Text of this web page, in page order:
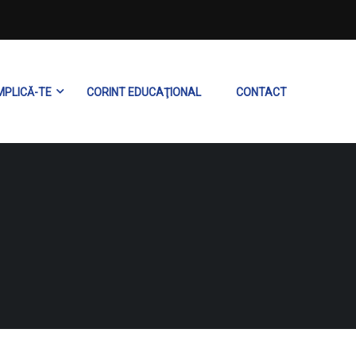
TE CORINT EDUCAŢIONAL CONTACT